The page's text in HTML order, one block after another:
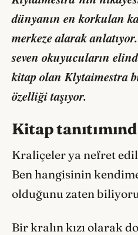
dünyanın en korkulan
merkeze alarak
seven okuyucuların
kitap olan Klytaimestra
özelliği taşıyor.
Kitap
Kraliçeler ya nefret
Ben hangisinin
olduğunu zaten
Bir kralın kızı olarak